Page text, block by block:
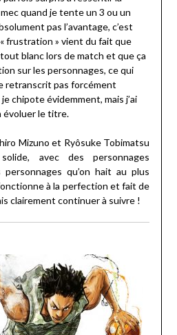
quand je tente un 3 ou un
pas l’avantage, c’est
frustration » vient du fait que
blanc lors de match et que ça
sur les personnages, ce qui
retranscrit pas forcément
chipote évidemment, mais j’ai
évoluer le titre.
Mizuno et Ryôsuke Tobimatsu
avec des personnages
qu’on hait au plus
à la perfection et fait de
clairement continuer à suivre !